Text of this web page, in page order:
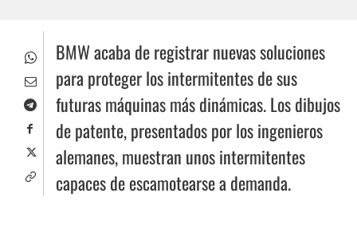
BMW acaba de registrar nuevas soluciones
para proteger los intermitentes de sus
futuras máquinas más dinámicas. Los dibujos
de patente, presentados por los ingenieros
alemanes, muestran unos intermitentes
capaces de escamotearse a demanda.